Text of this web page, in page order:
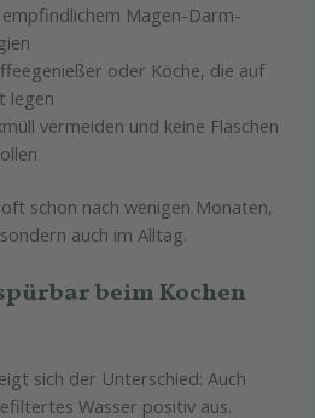
Magen-Darm-
oder Köche, die auf
legen
vermeiden und keine Flaschen
schon nach wenigen Monaten,
auch im Alltag.
beim Kochen
sich der Unterschied: Auch
Wasser positiv aus.